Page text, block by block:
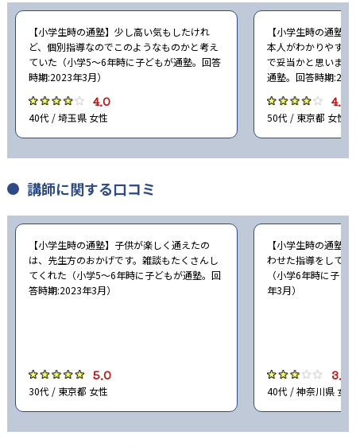
【小学生時の通塾】少し高い気もしたけれ
ど、個別指導なのでこのようなものかと考え
ていた（小学5〜6年時に子どもが通塾。回答
時期:2023年3月）
4.0
40代 / 埼玉県 女性
【小学生時の通塾
本人がわかりやす
で妥当かと思いま
通塾。回答時期
4.0
50代 / 東京都 女性
講師に関する口コミ
【小学生時の通塾】子供が楽しく通えたの
は、先生方のおかげです。雑談もたくさんし
てくれた（小学5〜6年時に子どもが通塾。回
答時期:2023年3月）
5.0
30代 / 東京都 女性
【小学生時の通塾
わせた指導をして
（小学6年時に子
年3月）
3.0
40代 / 神奈川県 女性